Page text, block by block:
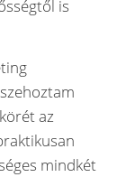
is
az
mindkét